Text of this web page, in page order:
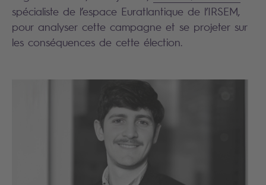
spécialiste de l’espace Euratlantique de l’IRSEM,
pour analyser cette campagne et se projeter sur
les conséquences de cette élection.